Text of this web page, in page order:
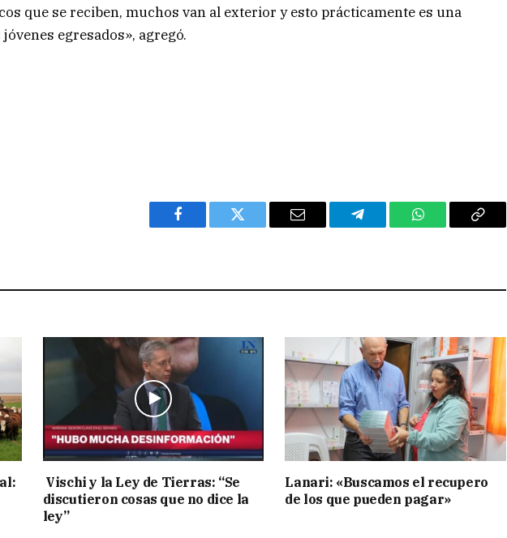
que se reciben, muchos van al exterior y esto prácticamente es una
egresados», agregó.
Facebook Twitter Email Telegram WhatsAppCopy
Vischi y la Ley de Tierras: “Se
discutieron cosas que no dice la
ley”
Lanari: «Buscamos el recupero
de los que pueden pagar»